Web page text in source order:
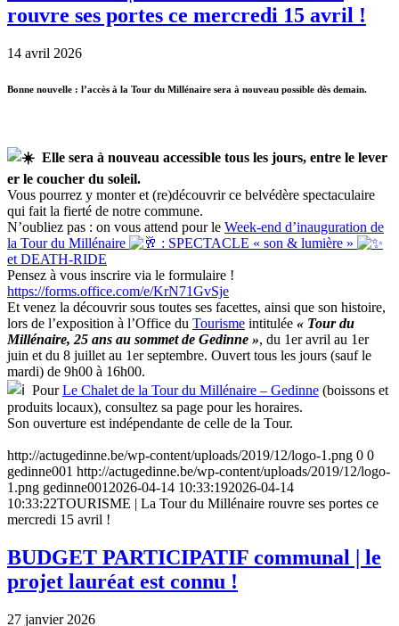
rouvre ses portes ce mercredi 15 avril !
14 avril 2026
Bonne nouvelle : l’accès à la Tour du Millénaire sera à nouveau possible dès demain.
Elle sera à nouveau accessible tous les jours, entre le lever
er le coucher du soleil.
Vous pourrez y monter et (re)découvrir ce belvédère spectaculaire
qui fait la fierté de notre commune.
N’oubliez pas : on vous attend pour le Week-end d’inauguration de
la Tour du Millénaire
: SPECTACLE « son & lumière »
et DEATH-RIDE
Pensez à vous inscrire via le formulaire !
https://forms.office.com/e/KrN71GvSje
Et venez la découvrir sous toutes ses facettes, ainsi que son histoire,
lors de l’exposition à l’Office du Tourisme intitulée « Tour du
Millénaire, 25 ans au sommet de Gedinne », du 1er avril au 1er
juin et du 8 juillet au 1er septembre. Ouvert tous les jours (sauf le
mardi) de 9h00 à 16h00.
PourLe Chalet de la Tour du Millénaire – Gedinne (boissons et
produits locaux), consultez sa page pour les horaires.
Son ouverture est indépendante de celle de la Tour.
http://actugedinne.be/wp-content/uploads/2019/12/logo-1.png 0 0
gedinne001 http://actugedinne.be/wp-content/uploads/2019/12/logo-
1.png gedinne001 2026-04-14 10:33:192026-04-14
10:33:22TOURISME | La Tour du Millénaire rouvre ses portes ce
mercredi 15 avril !
BUDGET PARTICIPATIF communal | le
projet lauréat est connu !
27 janvier 2026